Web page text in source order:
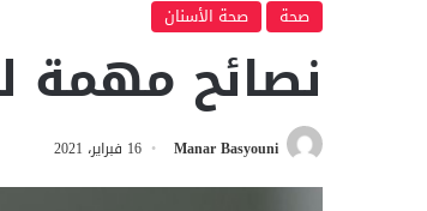
صحة
صحة الأسنان
نصائح مهمة
Manar Basyouni 16 فبراير، 2021